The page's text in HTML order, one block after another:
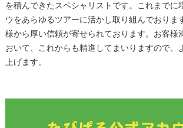
を積んできたスペシャリストです。これまでに
ウをあらゆるツアーに活かし取り組んでおりま
様から厚い信頼が寄せられております。お客様
おいて、これからも精進してまいりますので、
上げます。